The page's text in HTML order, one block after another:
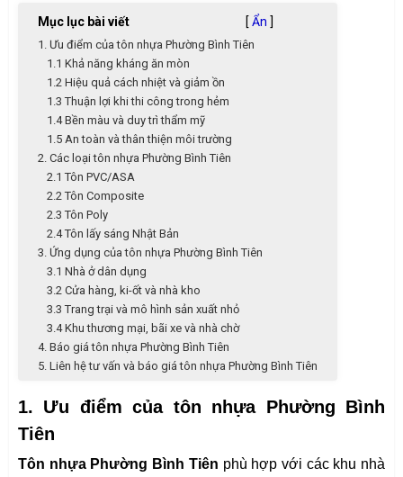
Mục lục bài viết [ Ẩn ]
1. Ưu điểm của tôn nhựa Phường Bình Tiên
1.1 Khả năng kháng ăn mòn
1.2 Hiệu quả cách nhiệt và giảm ồn
1.3 Thuận lợi khi thi công trong hẻm
1.4 Bền màu và duy trì thẩm mỹ
1.5 An toàn và thân thiện môi trường
2. Các loại tôn nhựa Phường Bình Tiên
2.1 Tôn PVC/ASA
2.2 Tôn Composite
2.3 Tôn Poly
2.4 Tôn lấy sáng Nhật Bản
3. Ứng dụng của tôn nhựa Phường Bình Tiên
3.1 Nhà ở dân dụng
3.2 Cửa hàng, ki-ốt và nhà kho
3.3 Trang trại và mô hình sản xuất nhỏ
3.4 Khu thương mại, bãi xe và nhà chờ
4. Báo giá tôn nhựa Phường Bình Tiên
5. Liên hệ tư vấn và báo giá tôn nhựa Phường Bình Tiên
1. Ưu điểm của tôn nhựa Phường Bình
Tiên
Tôn nhựa Phường Bình Tiên phù hợp với các khu nhà